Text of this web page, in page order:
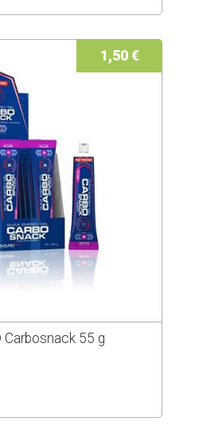
1,50 €
Carbosnack 55 g